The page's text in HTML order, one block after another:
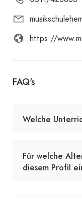
https://
FAQ's
Welche
Für welche
diesem Profil